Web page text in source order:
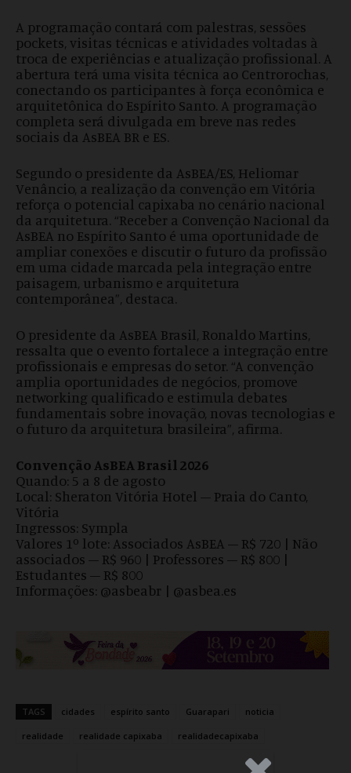
A programação contará com palestras, sessões
pockets, visitas técnicas e atividades voltadas à
troca de experiências e atualização profissional. A
abertura terá uma visita técnica ao Centrorochas,
conectando os participantes à força econômica e
arquitetônica do Espírito Santo. A programação
completa será divulgada em breve nas redes
sociais da AsBEA BR e ES.
Segundo o presidente da AsBEA/ES, Heliomar
Venâncio, a realização da convenção em Vitória
reforça o potencial capixaba no cenário nacional
da arquitetura. “Receber a Convenção Nacional da
AsBEA no Espírito Santo é uma oportunidade de
ampliar conexões e discutir o futuro da profissão
em uma cidade marcada pela integração entre
paisagem, urbanismo e arquitetura
contemporânea”, destaca.
O presidente da AsBEA Brasil, Ronaldo Martins,
ressalta que o evento fortalece a integração entre
profissionais e empresas do setor. “A convenção
amplia oportunidades de negócios, promove
networking qualificado e estimula debates
fundamentais sobre inovação, novas tecnologias e
o futuro da arquitetura brasileira”, afirma.
Convenção AsBEA Brasil 2026
Quando: 5 a 8 de agosto
Local: Sheraton Vitória Hotel – Praia do Canto,
Vitória
Ingressos: Sympla
Valores 1º lote: Associados AsBEA – R$ 720 | Não
associados – R$ 960 | Professores – R$ 800 |
Estudantes – R$ 800
Informações: @asbeabr | @asbea.es
TAGS cidades espírito santo Guarapari noticia
realidade realidade capixaba realidadecapixaba